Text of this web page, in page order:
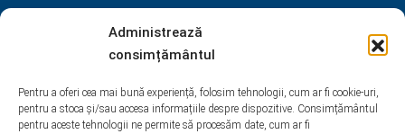
Administrează
consimțământul
Pentru a oferi cea mai bună experiență, folosim tehnologii, cum ar fi cookie-uri,
pentru a stoca și/sau accesa informațiile despre dispozitive. Consimțământul
pentru aceste tehnologii ne permite să procesăm date, cum ar fi
Twitter
Google + Youtube Pinterest Yelp
WhatsApp